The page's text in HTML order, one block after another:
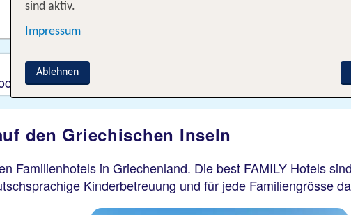
den Griechischen Inseln
Familienhotels in Griechenland. Die best FAMILY Hotels
Kinderbetreuung und für jede Familiengrösse
sind aktiv.
Impressum
Ablehnen